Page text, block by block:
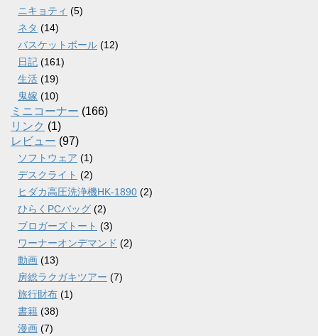
ニキョティ (5)
ネタ (14)
バスケットボール (12)
日記 (161)
生活 (19)
鬼嫁 (10)
ミニコーナー (166)
リンク (1)
レビュー (97)
ソフトウェア (1)
デスクライト (2)
ヒダカ高圧洗浄機HK-1890 (2)
ひらくPCバッグ (2)
ブロガーズトート (3)
ワーナーオンデマンド (2)
動画 (13)
房総ラクガキツアー (7)
旅行財布 (1)
書籍 (38)
漫画 (7)